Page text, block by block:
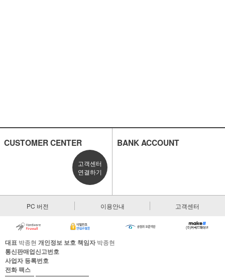
CUSTOMER CENTER
고객센터
연결하기
BANK ACCOUNT
PC 버전 이용안내 고객센터
대표 박종현 개인정보 보호 책임자박종현
통신판매업신고번호
사업자 등록번호
전화팩스